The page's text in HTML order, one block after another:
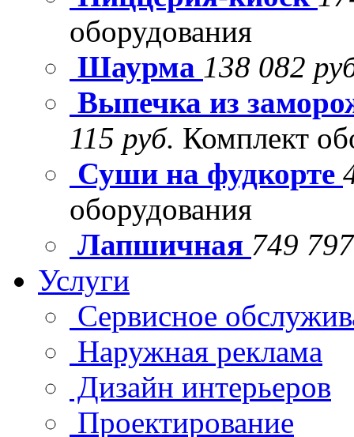
оборудования
Шаурма 138 082
Выпечка из
115 руб. Комплект
Суши на фудкорте
оборудования
Лапшичная 749
Услуги
Сервисное
Наружная реклама
Дизайн интерьеров
Проектирование